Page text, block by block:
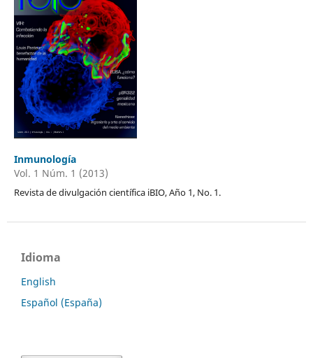
Inmunología
Vol. 1 Núm. 1 (2013)
Revista de divulgación científica iBIO, Año 1, No. 1.
Idioma
English
Español (España)